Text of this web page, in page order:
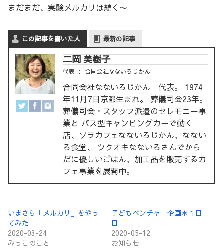
まだまだ、実験メルカリは続く〜
この記事を書いた人 最新の記事
二岡 美樹子
代表 ： 合同会社なないろじかん
合同会社なないろじかん 代表。 1974
年11月7日京都生まれ。 葬儀司会23年。
葬儀司会・スタッフ派遣のセレモニー事
業と バス型キャンピングカーで動く
店、ソラカフェなないろじかん、なない
ろ食堂、 ツクオキなないろさんでから
だに優しいごはん、加工品を販売するカ
フェ事業を展開中。
いまさら「メルカリ」をやっ
てみた
2020-03-24
みっこのこと
子どもベンチャー企画＊１日
目
2020-05-12
お知らせ